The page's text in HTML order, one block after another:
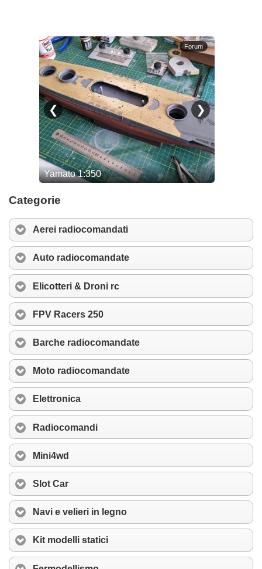
Categorie
Aerei radiocomandati
Auto radiocomandate
Elicotteri & Droni rc
FPV Racers 250
Barche radiocomandate
Moto radiocomandate
Elettronica
Radiocomandi
Mini4wd
Slot Car
Navi e velieri in legno
Kit modelli statici